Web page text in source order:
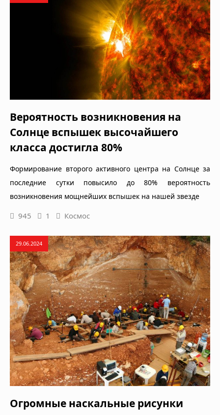
Вероятность возникновения на
Солнце вспышек высочайшего
класса достигла 80%
Формирование второго активного центра на Солнце за
последние сутки повысило до 80% вероятность
возникновения мощнейших вспышек на нашей звезде
945 1 Космос
29.06.2024
Огромные наскальные рисунки